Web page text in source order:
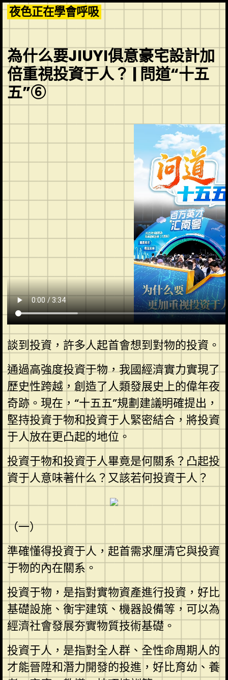
Skip
to
content
夜色正在學會呼吸
為什么要JIUYI俱意豪宅設計加
倍重視投資于人？ | 問道“十五
五”⑥
談到投資，許多人起首會想到對物的投資。
通過高強度投資于物，我國經濟實力實現了
歷史性跨越，創造了人類發展史上的偉年夜
奇跡。現在，“十五五”規劃建議明確提出，
堅持投資于物和投資于人緊密結合，將投資
于人放在更凸起的地位。
投資于物和投資于人畢竟是何關系？凸起投
資于人意味著什么？又該若何投資于人？
（一）
準確懂得投資于人，起首需求厘清它與投資
于物的內在關系。
投資于物，是指對實物資產進行投資，好比
基礎設施、衡宇建筑、機器設備等，可以為
經濟社會發展夯實物質技術基礎。
投資于人，是指對全人群、全性命周期人的
才能晉陞和潛力開發的投進，好比育幼、養